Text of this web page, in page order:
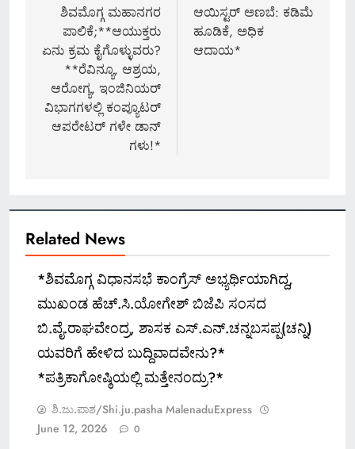
navigation
ಶಿವಮೊಗ್ಗ ಮಹಾನಗರ
ಪಾಲಿಕೆ;**ಆಯುಕ್ತರು
ಏನು ಕ್ರಮ ಕೈಗೊಳ್ಳುವರು?
**ರೆವಿನ್ಯೂ, ಆಶ್ರಯ,
ಆರೋಗ್ಯ, ಇಂಜಿನಿಯರ್
ವಿಭಾಗಗಳಲ್ಲಿ ಕಂಪ್ಯೂಟರ್
ಆಪರೇಟರ್ ಗಳೇ ಡಾನ್
ಗಳು!*
ಆಯಿಸ್ಟರ್ ಅಣಬೆ: ಕಡಿಮೆ
ಹೂಡಿಕೆ, ಅಧಿಕ
ಆದಾಯ*
Related News
*ಶಿವಮೊಗ್ಗ ವಿಧಾನಸಭೆ ಕಾಂಗ್ರೆಸ್ ಅಭ್ಯರ್ಥಿಯಾಗಿದ್ದ,
ಮುಖಂಡ ಹೆಚ್.ಸಿ.ಯೋಗೇಶ್ ಬಿಜೆಪಿ ಸಂಸದ
ಬಿ.ವೈ.ರಾಘವೇಂದ್ರ, ಶಾಸಕ ಎಸ್.ಎನ್.ಚನ್ನಬಸಪ್ಪ(ಚನ್ನಿ)
ಯವರಿಗೆ ಹೇಳಿದ ಬುದ್ದಿವಾದವೇನು?*
*ಪತ್ರಿಕಾಗೋಷ್ಠಿಯಲ್ಲಿ ಮತ್ತೇನಂದ್ರು?*
ಶಿ.ಜು.ಪಾಶ/Shi.ju.pasha MalenaduExpress
June 12, 2026
0